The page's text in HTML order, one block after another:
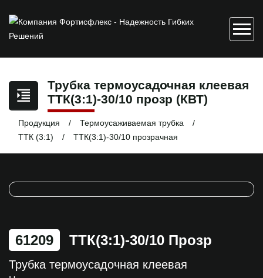
Трубка термоусадочная клеевая
ТТК(3:1)-30/10 прозр (КВТ)
Продукция
Термоусаживаемая трубка
ТТК (3:1)
ТТК(3:1)-30/10 прозрачная
61209 ТТК(3:1)-30/10 Прозр
Трубка термоусадочная клеевая